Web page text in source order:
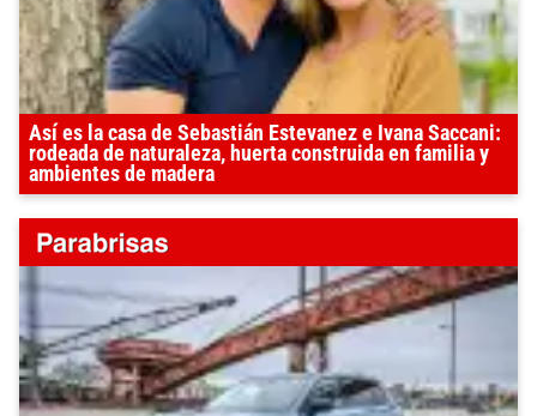
Así es la casa de Sebastián Estevanez e Ivana Saccani:
rodeada de naturaleza, huerta construida en familia y
ambientes de madera